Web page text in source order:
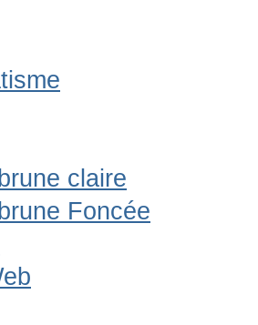
claire
Foncée